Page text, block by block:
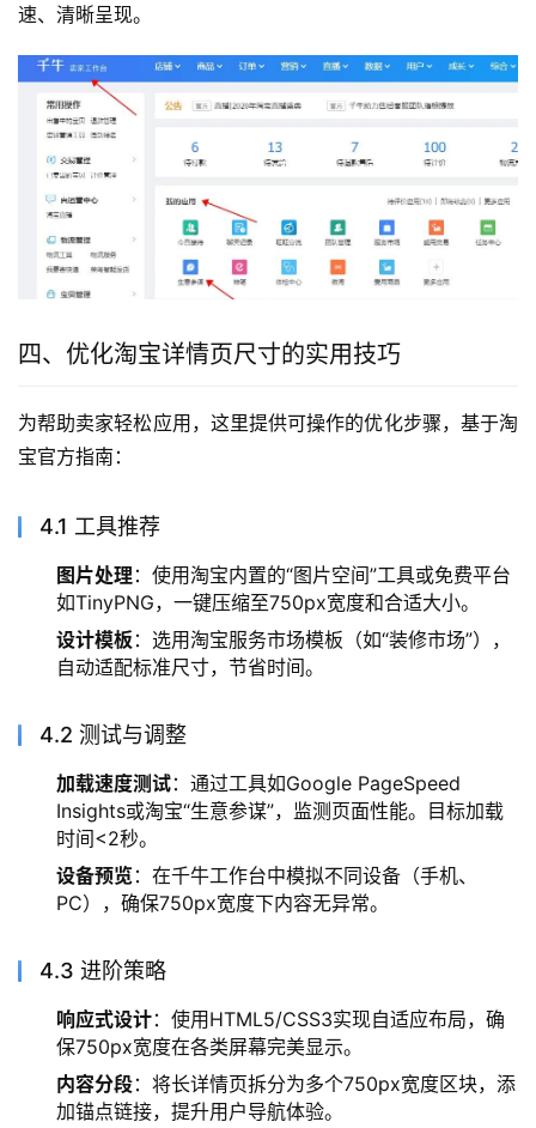
速、清晰呈现。
四、优化淘宝详情页尺寸的实用技巧
为帮助卖家轻松应用，这里提供可操作的优化步骤，基于淘
宝官方指南：
4.1 工具推荐
图片处理 ：使用淘宝内置的“图片空间”工具或免费平台
如TinyPNG，一键压缩至750px宽度和合适大小。
设计模板 ：选用淘宝服务市场模板（如“装修市场”），
自动适配标准尺寸，节省时间。
4.2 测试与调整
加载速度测试：通过工具如Google PageSpeed
Insights或淘宝“生意参谋”，监测页面性能。目标加载
时间<2秒。
设备预览：在千牛工作台中模拟不同设备（手机、
PC），确保750px宽度下内容无异常。
4.3 进阶策略
响应式设计：使用HTML5/CSS3实现自适应布局，确
保750px宽度在各类屏幕完美显示。
内容分段：将长详情页拆分为多个750px宽度区块，添
加锚点链接，提升用户导航体验。